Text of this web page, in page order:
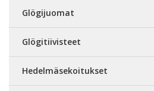
Glögijuomat
Glögitiivisteet
Hedelmäsekoitukset